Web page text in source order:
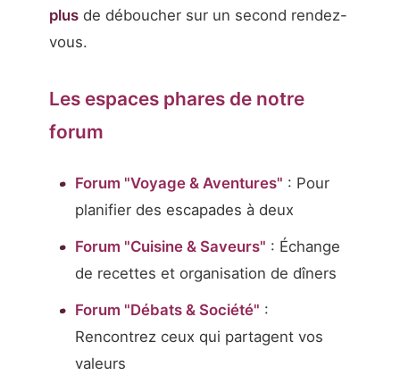
plus de déboucher sur un second rendez-
vous.
Les espaces phares de notre
forum
Forum "Voyage & Aventures" : Pour
planifier des escapades à deux
Forum "Cuisine & Saveurs" : Échange
de recettes et organisation de dîners
Forum "Débats & Société" :
Rencontrez ceux qui partagent vos
valeurs